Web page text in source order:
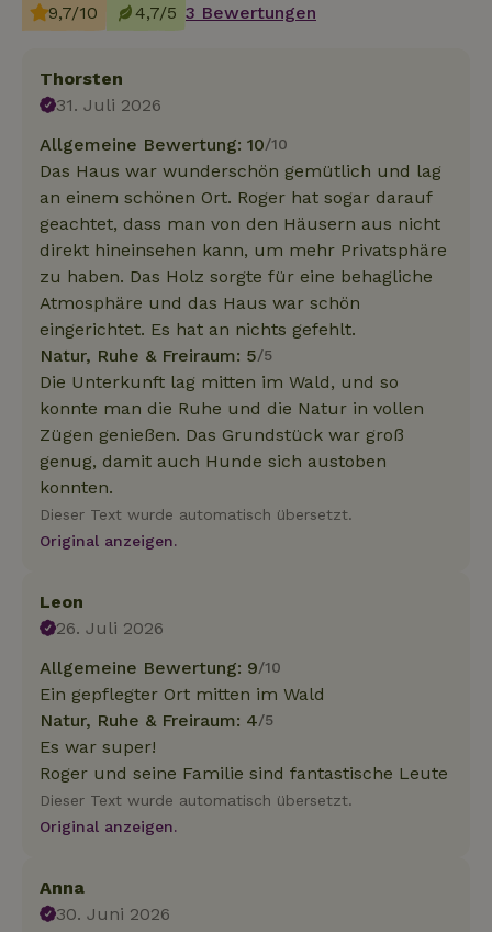
9,7/10 4,7/5 3 Bewertungen
Thorsten
31. Juli 2026
Allgemeine Bewertung: 10/10
Das Haus war wunderschön gemütlich und lag
an einem schönen Ort. Roger hat sogar darauf
geachtet, dass man von den Häusern aus nicht
direkt hineinsehen kann, um mehr Privatsphäre
zu haben. Das Holz sorgte für eine behagliche
Atmosphäre und das Haus war schön
eingerichtet. Es hat an nichts gefehlt.
Natur, Ruhe & Freiraum: 5/5
Die Unterkunft lag mitten im Wald, und so
konnte man die Ruhe und die Natur in vollen
Zügen genießen. Das Grundstück war groß
genug, damit auch Hunde sich austoben
konnten.
Dieser Text wurde automatisch übersetzt.
Original anzeigen.
Leon
26. Juli 2026
Allgemeine Bewertung: 9/10
Ein gepflegter Ort mitten im Wald
Natur, Ruhe & Freiraum: 4/5
Es war super!
Roger und seine Familie sind fantastische Leute
Dieser Text wurde automatisch übersetzt.
Original anzeigen.
Anna
30. Juni 2026